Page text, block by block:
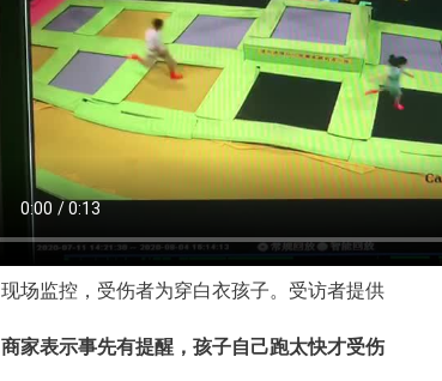
现场监控，受伤者为穿白衣孩子。受访者提供
商家表示事先有提醒，孩子自己跑太快才受伤